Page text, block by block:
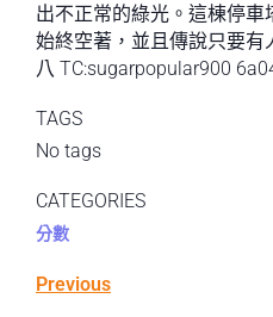
出不正常的綠光。這棟停
始終空著，並且傳說只要有
八 TC:sugarpopular900
TAGS
No tags
CATEGORIES
分數
Previous